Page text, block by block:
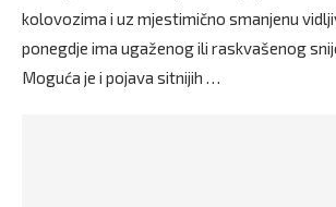
kolovozima i uz mjestimično smanjenu
ponegdje ima ugaženog ili raskvašenog
Moguća je i pojava sitnijih …